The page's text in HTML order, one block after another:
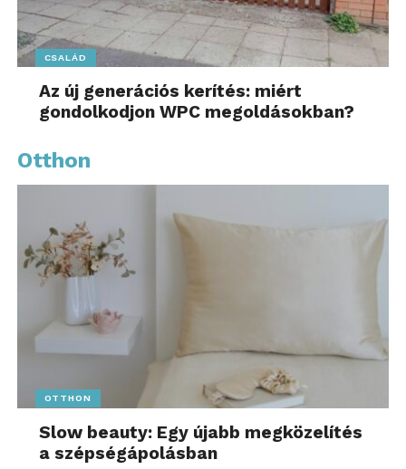
CSALÁD
Az új generációs kerítés: miért
gondolkodjon WPC megoldásokban?
Otthon
OTTHON
Slow beauty: Egy újabb megközelítés
a szépségápolásban